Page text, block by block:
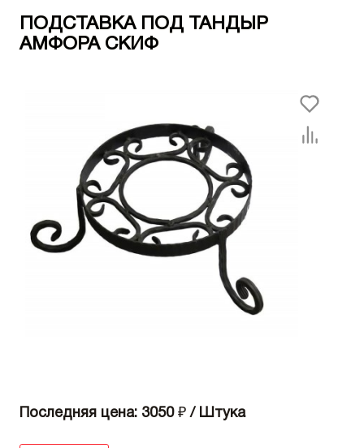
ПОДСТАВКА ПОД ТАНДЫР
АМФОРА СКИФ
Последняя цена: 3050 ₽ / Штука